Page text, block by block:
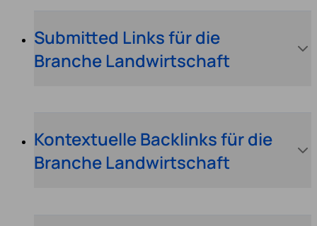
Submitted Links für die
Branche Landwirtschaft
Kontextuelle Backlinks für die
Branche Landwirtschaft